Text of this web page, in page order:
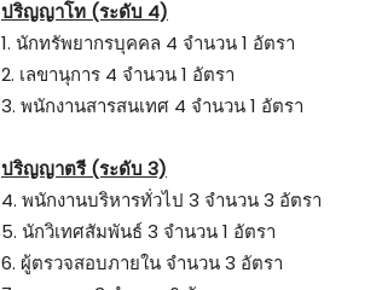
ปริญญาโท (ระดับ 4)
1. นักทรัพยากรบุคคล 4 จำนวน 1 อัตรา
2. เลขานุการ 4 จำนวน 1 อัตรา
3. พนักงานสารสนเทศ 4 จำนวน 1 อัตรา
ปริญญาตรี (ระดับ 3)
4. พนักงานบริหารทั่วไป 3 จำนวน 3 อัตรา
5. นักวิเทศสัมพันธ์ 3 จำนวน 1 อัตรา
6. ผู้ตรวจสอบภายใน จำนวน 3 อัตรา